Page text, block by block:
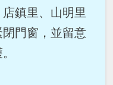
鎮里、山明里
門窗，並留意